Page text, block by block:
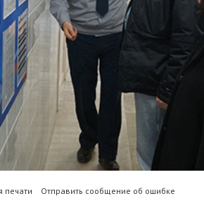
печати Отправить сообщение об ошибке